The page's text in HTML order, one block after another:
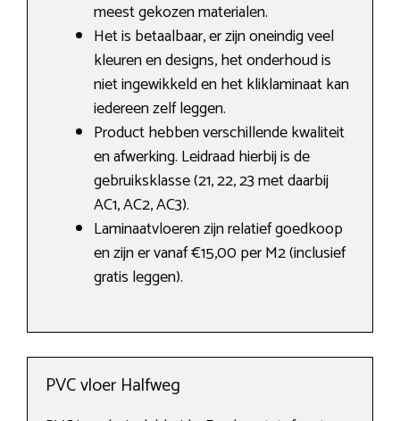
meest gekozen materialen.
Het is betaalbaar, er zijn oneindig veel
kleuren en designs, het onderhoud is
niet ingewikkeld en het kliklaminaat kan
iedereen zelf leggen.
Product hebben verschillende kwaliteit
en afwerking. Leidraad hierbij is de
gebruiksklasse (21, 22, 23 met daarbij
AC1, AC2, AC3).
Laminaatvloeren zijn relatief goedkoop
en zijn er vanaf €15,00 per M2 (inclusief
gratis leggen).
PVC vloer Halfweg